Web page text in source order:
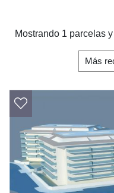
Mostrando 1 parcelas
Más